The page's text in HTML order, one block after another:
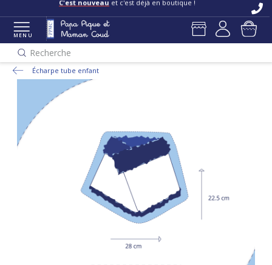
C'est nouveau et c'est déjà en boutique !
MENU
Recherche
Écharpe tube enfant